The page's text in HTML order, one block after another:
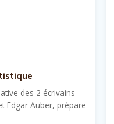
des 2 écrivains
Edgar Auber, prépare